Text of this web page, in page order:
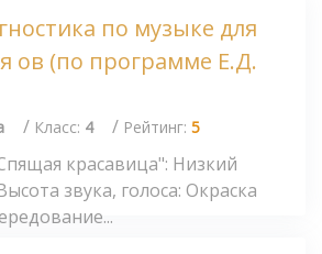
по музыке для
ов (по программе Е.Д.
/ Класс: 4 / Рейтинг: 5
красавица": Низкий
звука, голоса: Окраска